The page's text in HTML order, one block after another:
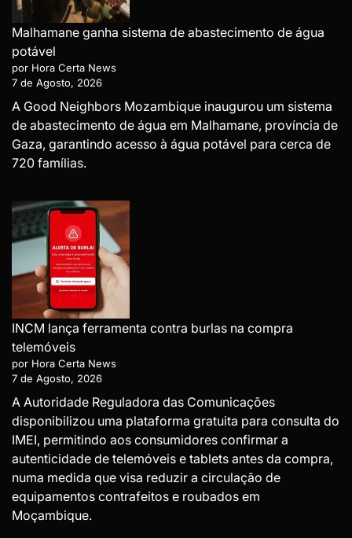
Malhamane ganha sistema de abastecimento de água
potável
por Hora Certa News
7 de Agosto, 2026
A Good Neighbors Mozambique inaugurou um sistema
de abastecimento de água em Malhamane, província de
Gaza, garantindo acesso à água potável para cerca de
720 famílias.
INCM lança ferramenta contra burlas na compra
telemóveis
por Hora Certa News
7 de Agosto, 2026
A Autoridade Reguladora das Comunicações
disponibilizou uma plataforma gratuita para consulta do
IMEI, permitindo aos consumidores confirmar a
autenticidade de telemóveis e tablets antes da compra,
numa medida que visa reduzir a circulação de
equipamentos contrafeitos e roubados em
Moçambique.